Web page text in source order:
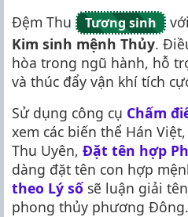
Đệm Thu Tương sinh
Kim sinh mệnh Thủy.
hòa trong ngũ hành, hỗ
và thúc đẩy vận khí tích
Sử dụng công cụ Chấm
xem các biến thể Hán
Thu Uyên, Đặt tên hợp
dàng đặt tên con hợp
theo Lý số sẽ luận giải
phong thủy phương Đông.